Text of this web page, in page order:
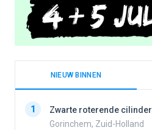
NIEUW BINNEN
1
Zwarte roterende cilinder
Gorinchem, Zuid-Holland